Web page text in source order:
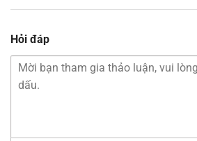
Hỏi đáp